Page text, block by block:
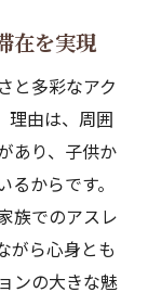
疲れを癒や
ペンショ
ョンの特徴
ンの選び
い理由
在を実現
と多彩なアク
理由は、周囲
あり、子供か
からです。
族でのアスレ
がら心身とも
ンの大きな魅